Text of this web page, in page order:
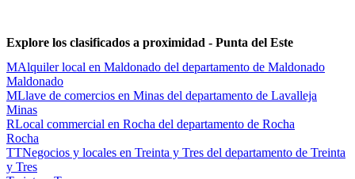
Explore los clasificados a proximidad - Punta del Este
MAlquiler local en Maldonado del departamento de Maldonado
Maldonado
MLlave de comercios en Minas del departamento de Lavalleja
Minas
RLocal commercial en Rocha del departamento de Rocha
Rocha
TTNegocios y locales en Treinta y Tres del departamento de Treinta
y Tres